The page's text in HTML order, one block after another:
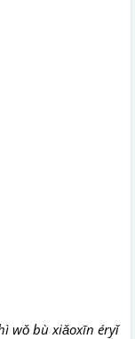
wǒ bù xiǎoxīn éryǐ